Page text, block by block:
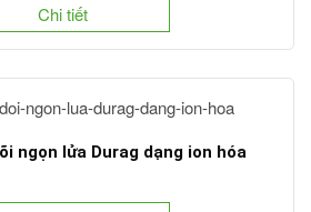
Chi tiết
ngọn lửa Durag dạng ion hóa